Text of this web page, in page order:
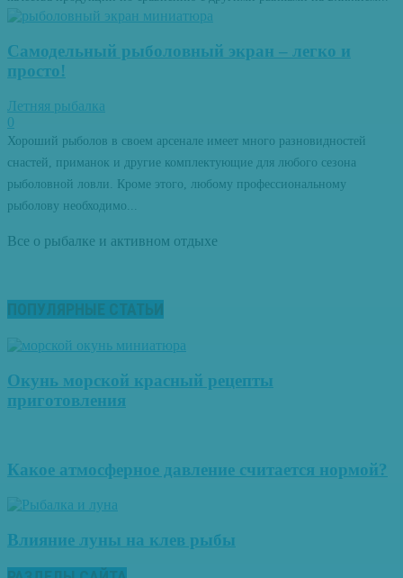
Самодельный рыболовный экран – легко и
просто!
Летняя рыбалка
0
Хороший рыболов в своем арсенале имеет много разновидностей
снастей, приманок и другие комплектующие для любого сезона
рыболовной ловли. Кроме этого, любому профессиональному
рыболову необходимо...
Все о рыбалке и активном отдыхе
ПОПУЛЯРНЫЕ СТАТЬИ
Окунь морской красный рецепты
приготовления
Какое атмосферное давление считается нормой?
Влияние луны на клев рыбы